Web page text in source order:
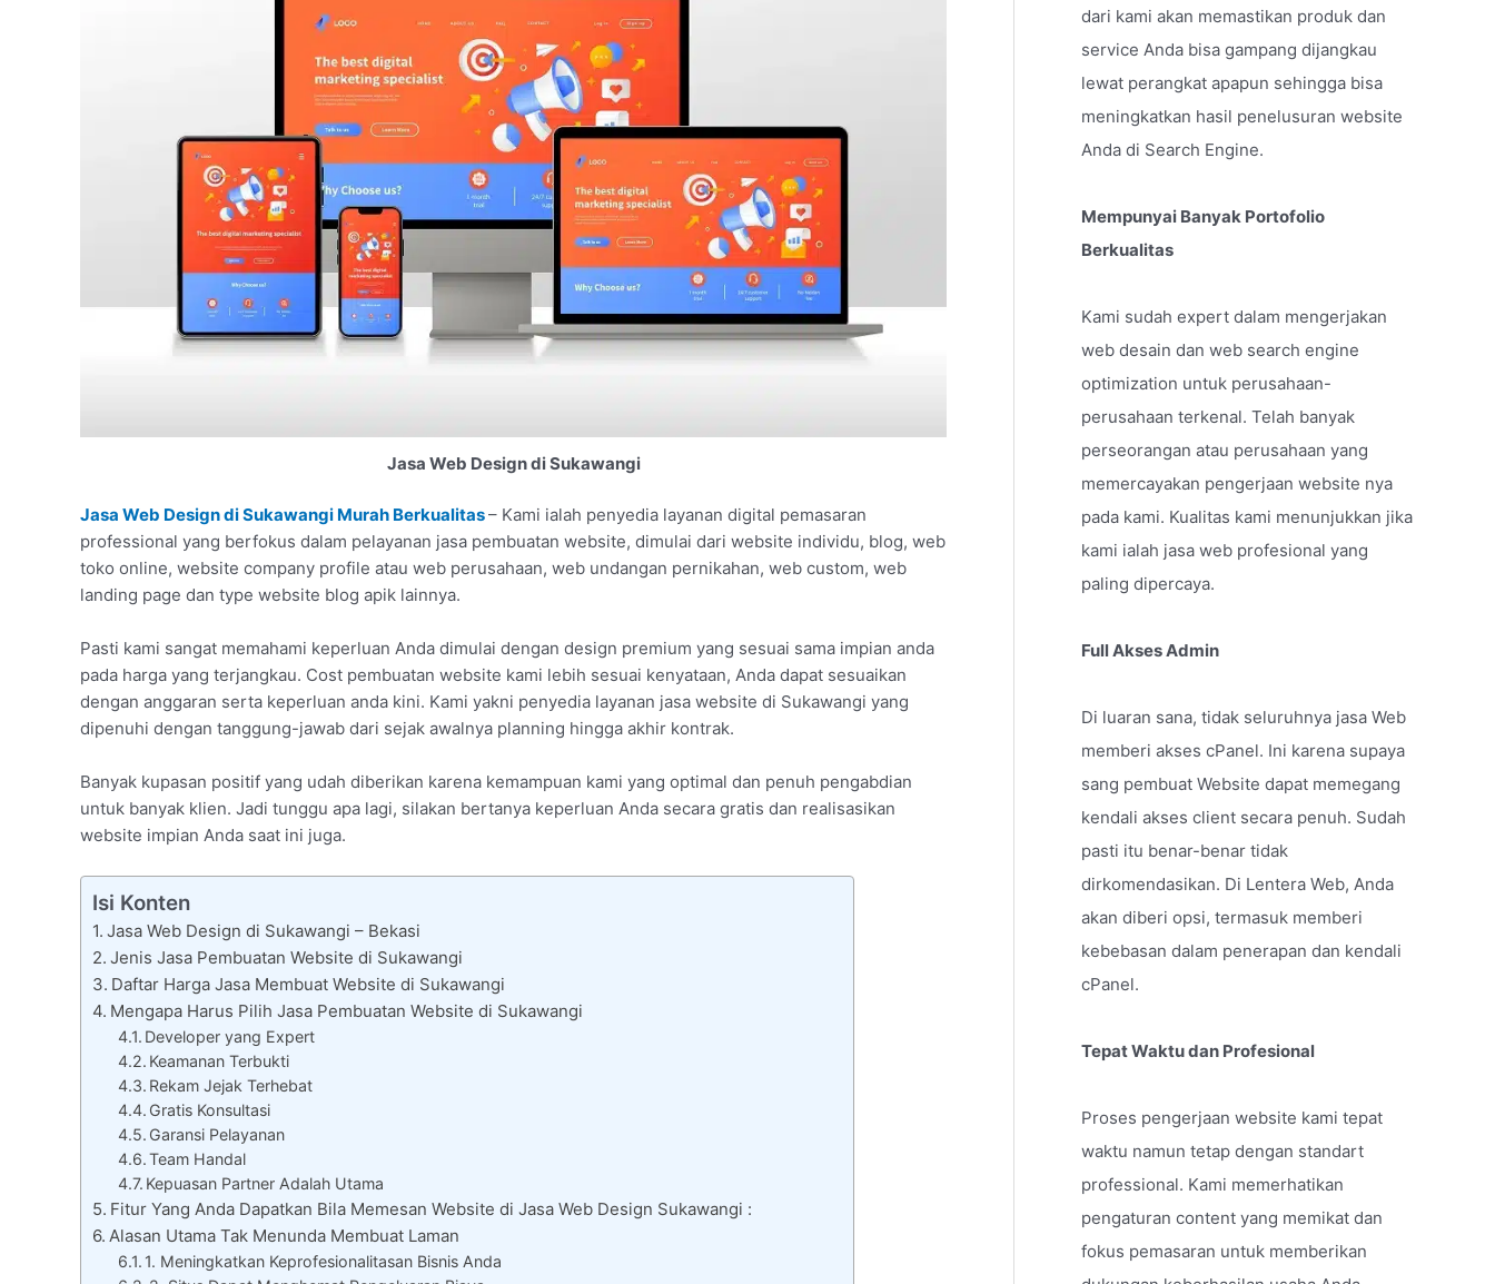
Jasa Web Design di Sukawangi
Jasa Web Design di Sukawangi Murah Berkualitas– Kami ialah penyedia layanan digital pemasaran
professional yang berfokus dalam pelayanan jasa pembuatan website, dimulai dari website individu, blog, web
toko online, website company profile atau web perusahaan, web undangan pernikahan, web custom, web
landing page dan type website blog apik lainnya.
Pasti kami sangat memahami keperluan Anda dimulai dengan design premium yang sesuai sama impian anda
pada harga yang terjangkau. Cost pembuatan website kami lebih sesuai kenyataan, Anda dapat sesuaikan
dengan anggaran serta keperluan anda kini. Kami yakni penyedia layanan jasa website di Sukawangi yang
dipenuhi dengan tanggung-jawab dari sejak awalnya planning hingga akhir kontrak.
Banyak kupasan positif yang udah diberikan karena kemampuan kami yang optimal dan penuh pengabdian
untuk banyak klien. Jadi tunggu apa lagi, silakan bertanya keperluan Anda secara gratis dan realisasikan
website impian Anda saat ini juga.
Isi Konten
Jasa Web Design di Sukawangi – Bekasi
Jenis Jasa Pembuatan Website di Sukawangi
Daftar Harga Jasa Membuat Website di Sukawangi
Mengapa Harus Pilih Jasa Pembuatan Website di Sukawangi
Developer yang Expert
Keamanan Terbukti
Rekam Jejak Terhebat
Gratis Konsultasi
Garansi Pelayanan
Team Handal
Kepuasan Partner Adalah Utama
Fitur Yang Anda Dapatkan Bila Memesan Website di Jasa Web Design Sukawangi :
Alasan Utama Tak Menunda Membuat Laman
1. Meningkatkan Keprofesionalitasan Bisnis Anda
dari kami akan memastikan produk dan
service Anda bisa gampang dijangkau
lewat perangkat apapun sehingga bisa
meningkatkan hasil penelusuran website
Anda di Search Engine.
Mempunyai Banyak Portofolio
Berkualitas
Kami sudah expert dalam mengerjakan
web desain dan web search engine
optimization untuk perusahaan-
perusahaan terkenal. Telah banyak
perseorangan atau perusahaan yang
memercayakan pengerjaan website nya
pada kami. Kualitas kami menunjukkan jika
kami ialah jasa web profesional yang
paling dipercaya.
Full Akses Admin
Di luaran sana, tidak seluruhnya jasa Web
memberi akses cPanel. Ini karena supaya
sang pembuat Website dapat memegang
kendali akses client secara penuh. Sudah
pasti itu benar-benar tidak
dirkomendasikan. Di Lentera Web, Anda
akan diberi opsi, termasuk memberi
kebebasan dalam penerapan dan kendali
cPanel.
Tepat Waktu dan Profesional
Proses pengerjaan website kami tepat
waktu namun tetap dengan standart
professional. Kami memerhatikan
pengaturan content yang memikat dan
fokus pemasaran untuk memberikan